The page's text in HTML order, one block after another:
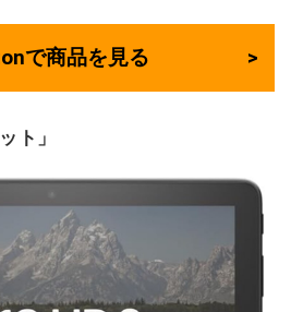
で商品を見る
ト」